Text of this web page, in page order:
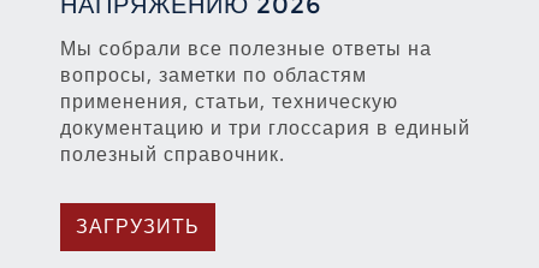
Мы собрали все полезные ответы на
вопросы, заметки по областям
применения, статьи, техническую
документацию и три глоссария в единый
полезный справочник.
ЗАГРУЗИТЬ